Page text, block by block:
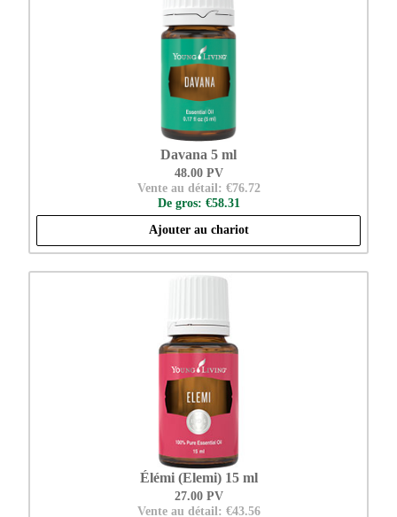
Davana 5 ml
48.00 PV
Vente au détail: €76.72
De gros: €58.31
Ajouter au chariot
Élémi (Elemi) 15 ml
27.00 PV
Vente au détail: €43.56